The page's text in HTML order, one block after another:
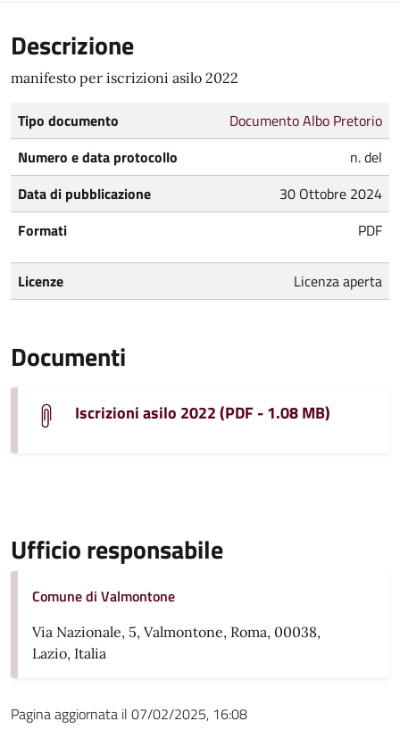
Descrizione
manifesto per iscrizioni asilo 2022
Tipo documento
Documento Albo Pretorio
Numero e data protocollo
n. del
Data di pubblicazione
30 Ottobre 2024
Formati
PDF
Licenze Licenza aperta
Documenti
Iscrizioni asilo 2022 (PDF - 1.08 MB)
Ufficio responsabile
Comune di Valmontone
Via Nazionale, 5, Valmontone, Roma, 00038,
Lazio, Italia
Pagina aggiornata il 07/02/2025, 16:08